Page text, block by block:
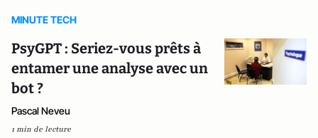
MINUTE TECH
PsyGPT : Seriez-vous prêts à
entamer une analyse avec un
bot ?
Pascal Neveu
1 min de lecture